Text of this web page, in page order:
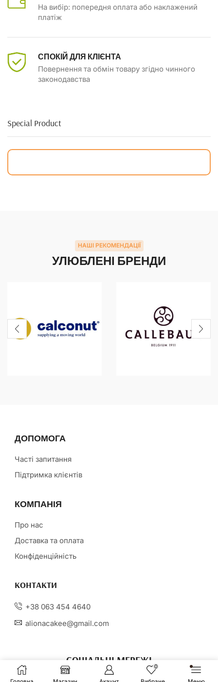
На вибір: попередня оплата або наклажений
платіж
СПОКІЙ ДЛЯ КЛІЄНТА
Повернення та обмін товару згідно чинного
законодавства
Special Product
НАШІ РЕКОМЕНДАЦІЇ
УЛЮБЛЕНІ БРЕНДИ
ДОПОМОГА
Часті запитання
Підтримка клієнтів
КОМПАНІЯ
Про нас
Доставка та оплата
Конфіденційність
КОНТАКТИ
+38 063 454 4640
alionacakee@gmail.com
СОЦІАЛЬНІ МЕРЕЖІ
0